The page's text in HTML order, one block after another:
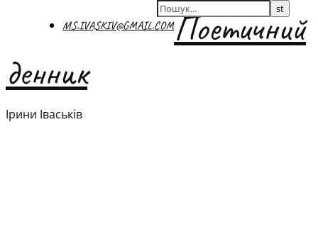
MS.IVASKIV@GMAIL.COMПоетичний
денник
Ірини Іваськів